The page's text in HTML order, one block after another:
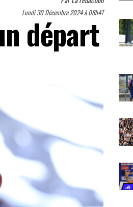
Lundi 30 Décembre 2024 à 08h47
départ